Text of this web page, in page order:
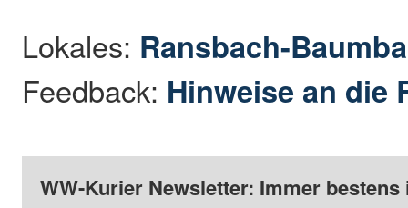
Lokales: Ransbach-
Feedback: Hinweise an die
WW-Kurier Newsletter: Immer